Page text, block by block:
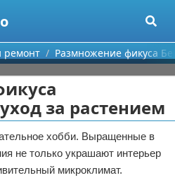
ремонт
Размножение фикуса
за растением
хобби. Выращенные в
не только украшают интерьер
микроклимат.